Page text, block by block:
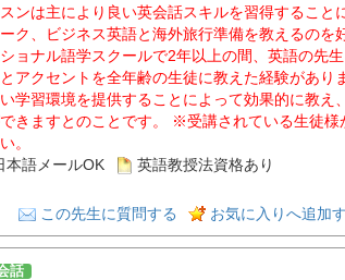
ンは主により良い英会話スキルを習得すること
ク、ビジネス英語と海外旅行準備を教えるのを
ョナル語学スクールで2年以上の間、英語の先
アクセントを全年齢の生徒に教えた経験があり
学習環境を提供することによって効果的に教え
きますとのことです。 ※受講されている生徒様
。
本語メールOK
英語教授法資格あり
この先生に質問する お気に入りへ追加
話